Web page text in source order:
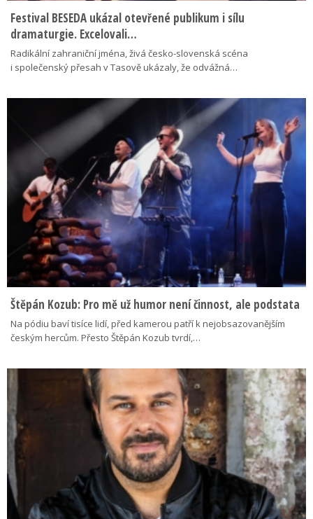
Festival BESEDA ukázal otevřené publikum i sílu
dramaturgie. Excelovali…
Radikální zahraniční jména, živá česko-slovenská scéna
i společenský přesah v Tasově ukázaly, že odvážná…
Štěpán Kozub: Pro mě už humor není činnost, ale podstata
Na pódiu baví tisíce lidí, před kamerou patří k nejobsazovanějším
českým hercům. Přesto Štěpán Kozub tvrdí,…